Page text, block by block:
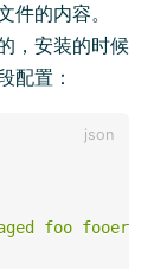
的内容。
，安装的时候
配置：
foo fooer